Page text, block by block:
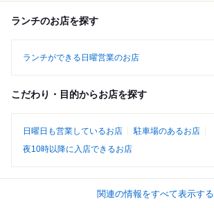
ランチのお店を探す
ランチができる日曜営業のお店
こだわり・目的からお店を探す
日曜日も営業しているお店
駐車場のあるお店
夜10時以降に入店できるお店
関連の情報をすべて表示する